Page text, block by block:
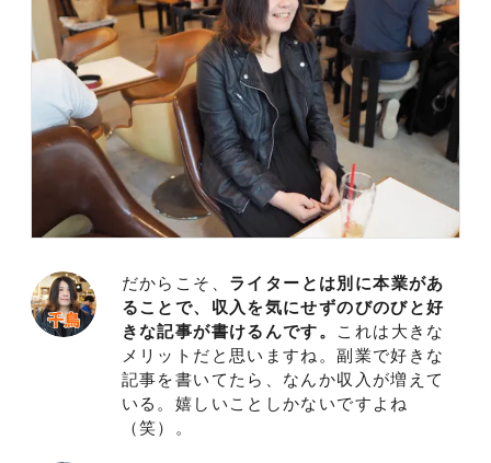
だからこそ、 ライターとは別に本業があ
ることで、収入を気にせずのびのびと好
きな記事が書けるんです。 これは大きな
メリットだと思いますね。副業で好きな
記事を書いてたら、なんか収入が増えて
いる。嬉しいことしかないですよね
（笑）。